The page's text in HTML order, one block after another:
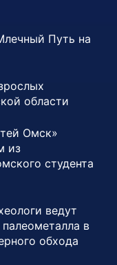
Путь на
области
Омск»
из
студента
ведут
в
обхода